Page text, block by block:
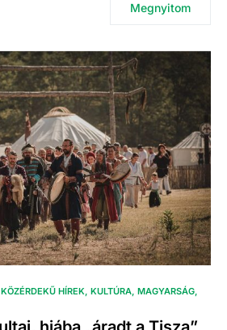
Megnyitom
KÖZÉRDEKŰ HÍREK KULTÚRA MAGYARSÁG